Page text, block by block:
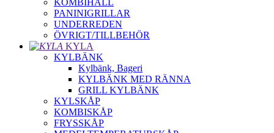
KOMBIHÄLL
PANINIGRILLAR
UNDERREDEN
ÖVRIGT/TILLBEHÖR
KYLA
KYLBÄNK
Kylbänk, Bageri
KYLBÄNK MED RÄNNA
GRILL KYLBÄNK
KYLSKÅP
KOMBISKÅP
FRYSSKÅP